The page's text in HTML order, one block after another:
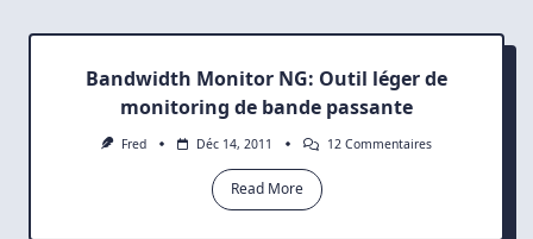
Bandwidth Monitor NG: Outil léger de
monitoring de bande passante
Fred Déc 14, 2011 12 CommentairesSur
Read More